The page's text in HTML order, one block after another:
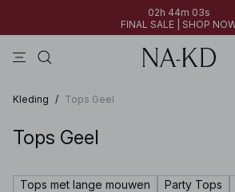
02h 44m 01s
FINAL SALE | SHOP NOW
02h 44m 01s
FINAL SALE | SHOP
30% OFF EVERYTHING |
Kleding / Tops Geel
Tops Geel
Tops met lange mouwen Party Tops